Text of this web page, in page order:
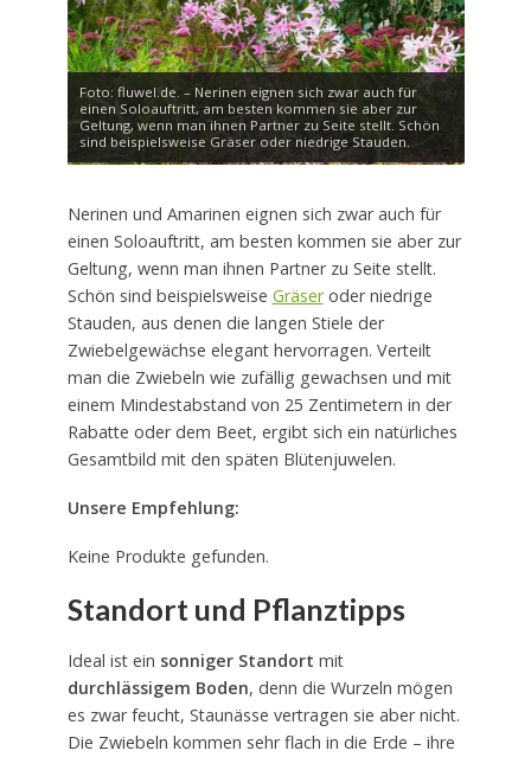
Foto: fluwel.de. – Nerinen eignen sich zwar auch für
einen Soloauftritt, am besten kommen sie aber zur
Geltung, wenn man ihnen Partner zu Seite stellt. Schön
sind beispielsweise Gräser oder niedrige Stauden.
Nerinen und Amarinen eignen sich zwar auch für
einen Soloauftritt, am besten kommen sie aber zur
Geltung, wenn man ihnen Partner zu Seite stellt.
Schön sind beispielsweise Gräseroder niedrige
Stauden, aus denen die langen Stiele der
Zwiebelgewächse elegant hervorragen. Verteilt
man die Zwiebeln wie zufällig gewachsen und mit
einem Mindestabstand von 25 Zentimetern in der
Rabatte oder dem Beet, ergibt sich ein natürliches
Gesamtbild mit den späten Blütenjuwelen.
Unsere Empfehlung:
Keine Produkte gefunden.
Standort und Pflanztipps
Ideal ist ein sonniger Standort mit
durchlässigem Boden, denn die Wurzeln mögen
es zwar feucht, Staunässe vertragen sie aber nicht.
Die Zwiebeln kommen sehr flach in die Erde – ihre